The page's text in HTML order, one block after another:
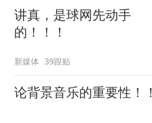
讲真，是球网先动手
的！！！
新媒体 39跟贴
论背景音乐的重要性！！